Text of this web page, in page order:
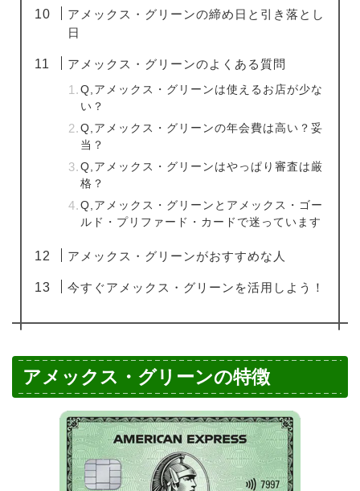
アメックス・グリーンの締め日と引き落とし
日
アメックス・グリーンのよくある質問
Q,アメックス・グリーンは使えるお店が少な
い？
Q,アメックス・グリーンの年会費は高い？妥
当？
Q,アメックス・グリーンはやっぱり審査は厳
格？
Q,アメックス・グリーンとアメックス・ゴー
ルド・プリファード・カードで迷っています
アメックス・グリーンがおすすめな人
今すぐアメックス・グリーンを活用しよう！
アメックス・グリーンの特徴